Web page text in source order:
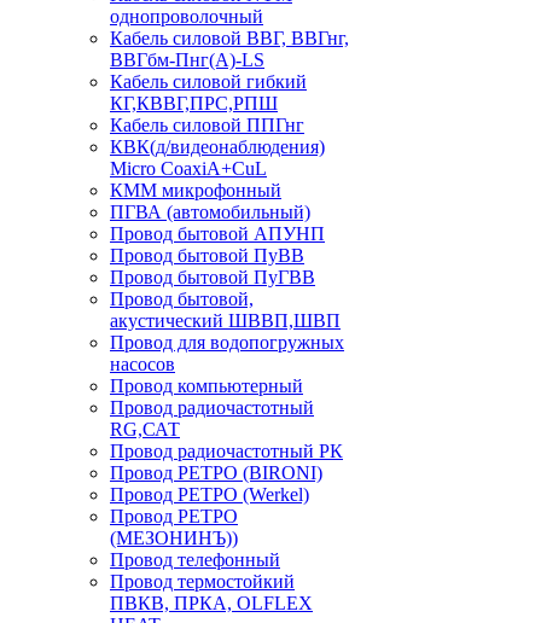
однопроволочный
Кабель силовой ВВГ, ВВГнг,
ВВГбм-Пнг(А)-LS
Кабель силовой гибкий
КГ,КВВГ,ПРС,РПШ
Кабель силовой ППГнг
КВК(д/видеонаблюдения)
Micro CoaxiA+CuL
КММ микрофонный
ПГВА (автомобильный)
Провод бытовой АПУНП
Провод бытовой ПуВВ
Провод бытовой ПуГВВ
Провод бытовой,
акустический ШВВП,ШВП
Провод для водопогружных
насосов
Провод компьютерный
Провод радиочастотный
RG,САТ
Провод радиочастотный РК
Провод РЕТРО (BIRONI)
Провод РЕТРО (Werkel)
Провод РЕТРО
(МЕЗОНИНЪ))
Провод телефонный
Провод термостойкий
ПВКВ, ПРКА, OLFLEX